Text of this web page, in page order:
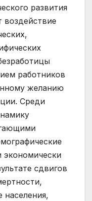
развития
воздействие
работников
желанию
Среди
экономически
сдвигов
населения,